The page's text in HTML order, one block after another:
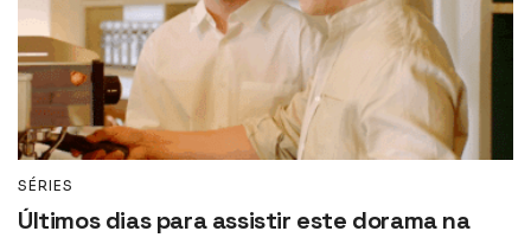
SÉRIES
Últimos dias para assistir este dorama na